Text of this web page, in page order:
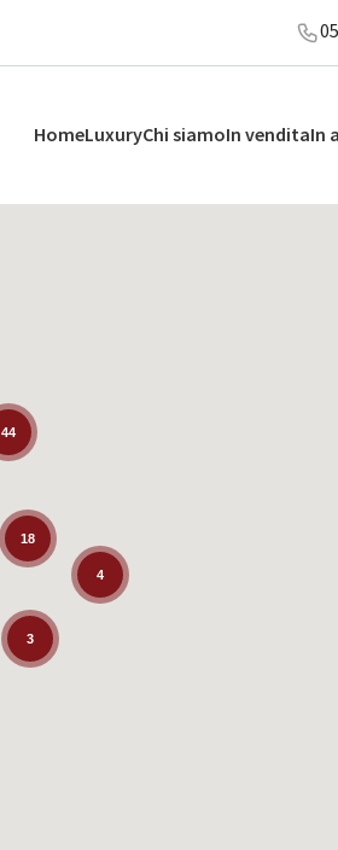
HomeLuxuryChi siamoIn venditaIn
44
3
18
4